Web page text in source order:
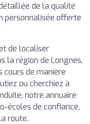
de la qualité
personnalisée offerte
de localiser
la région de Longnes,
cours de manière
ou cherchiez à
notre annuaire
écoles de confiance,
route.